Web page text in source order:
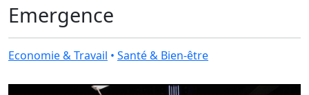
Emergence
Economie & Travail • Santé & Bien-être